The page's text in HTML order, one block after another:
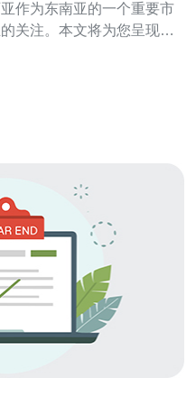
作为东南亚的一个重要市
关注。本文将为您呈现一
在众多选择中找到最适合